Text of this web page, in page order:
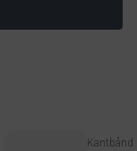
Kantbånd